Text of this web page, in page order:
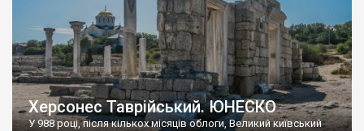
Херсонес Таврійський. ЮНЕСКО
У 988 році, після кількох місяців облоги, Великий київський